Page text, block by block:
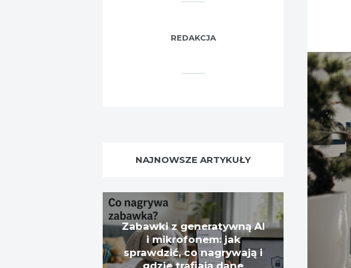
REDAKCJA
NAJNOWSZE ARTYKUŁY
Zabawki z generatywną AI
i mikrofonem: jak
sprawdzić, co nagrywają i
gdzie trafiają dane